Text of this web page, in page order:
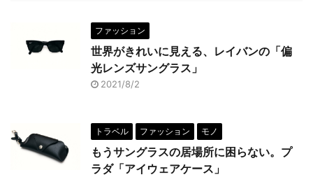
ファッション
世界がきれいに見える、レイバンの「偏
光レンズサングラス」
2021/8/2
トラベル ファッション モノ
もうサングラスの居場所に困らない。プ
ラダ「アイウェアケース」